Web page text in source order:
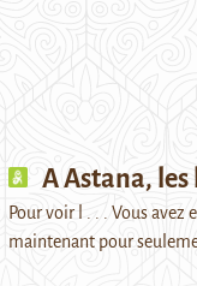
A Astana,
Pour voir l . . . Vous avez
maintenant pour